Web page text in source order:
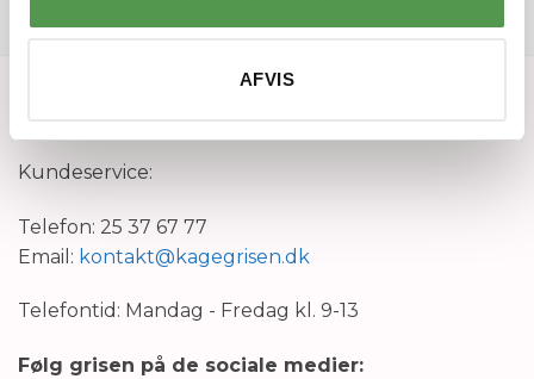
AFVIS
Kundeservice:
Telefon: 25 37 67 77
Email: kontakt@kagegrisen.dk
Telefontid: Mandag - Fredag kl. 9-13
Følg grisen på de sociale medier: